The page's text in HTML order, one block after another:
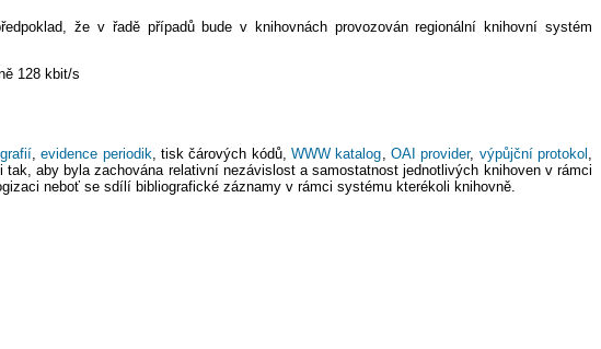
že v řadě případů bude v knihovnách provozován regionální knihovní systém
128 kbit/s
,evidence periodik, tisk čárových kódů,WWW katalog, OAI provider, výpůjční protokol ,
aby byla zachována relativní nezávislost a samostatnost jednotlivých knihoven v rámci
neboť se sdílí bibliografické záznamy v rámci systému kterékoli knihovně.